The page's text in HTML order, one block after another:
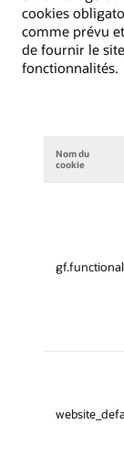
cookies
comme prévu
de fournir le
fonctionnalités.
Nom du
cookie